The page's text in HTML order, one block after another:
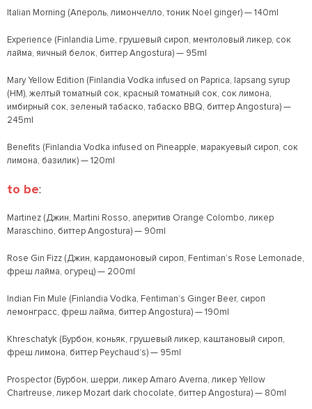
Italian Morning (Апероль, лимончелло, тоник Noel ginger) — 140ml
Experience (Finlandia Lime, грушевый сироп, ментоловый ликер, сок
лайма, яичный белок, биттер Angostura) — 95ml
Mary Yellow Edition (Finlandia Vodka infused on Paprica, lapsang syrup
(HM), желтый томатный сок, красный томатный сок, сок лимона,
имбирный сок, зеленый табаско, табаско BBQ, биттер Angostura) —
245ml
Benefits (Finlandia Vodka infused on Pineapple, маракуевый сироп, сок
лимона, базилик) — 120ml
to be:
Martinez (Джин, Martini Rosso, аперитив Orange Colombo, ликер
Maraschino, биттер Angostura) — 90ml
Rose Gin Fizz (Джин, кардамоновый сироп, Fentiman’s Rose Lemonade,
фреш лайма, огурец) — 200ml
Indian Fin Mule (Finlandia Vodka, Fentiman’s Ginger Beer, сироп
лемонграсс, фреш лайма, биттер Angostura) — 190ml
Khreschatyk (Бурбон, коньяк, грушевый ликер, каштановый сироп,
фреш лимона, биттер Peychaud’s) — 95ml
Prospector (Бурбон, шерри, ликер Amaro Averna, ликер Yellow
Chartreuse, ликер Mozart dark chocolate, биттер Angostura) — 80ml